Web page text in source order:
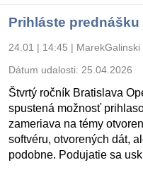
Prihláste
24.01 | 14:45 | MarekGalinski
Dátum udalosti: 25.04.2026
Štvrtý ročník Bratislava
spustená možnosť
zameriava na témy
softvéru, otvorených dát,
podobne. Podujatie sa